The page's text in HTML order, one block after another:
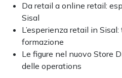
Da retail a online retail:
Sisal
L’esperienza retail in
formazione
Le figure nel nuovo Store
delle operations